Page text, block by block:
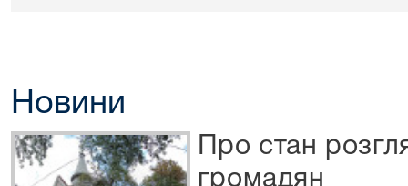
Новини
Про стан
громадян